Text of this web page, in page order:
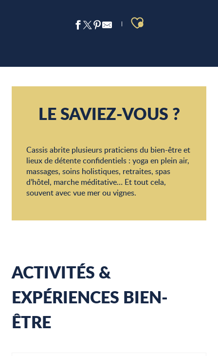
Ajouter aux
LE SAVIEZ-VOUS ?
Cassis abrite plusieurs praticiens du bien-être et
lieux de détente confidentiels : yoga en plein air,
massages, soins holistiques, retraites, spas
d’hôtel, marche méditative… Et tout cela,
souvent avec vue mer ou vignes.
ACTIVITÉS &
EXPÉRIENCES BIEN-
ÊTRE